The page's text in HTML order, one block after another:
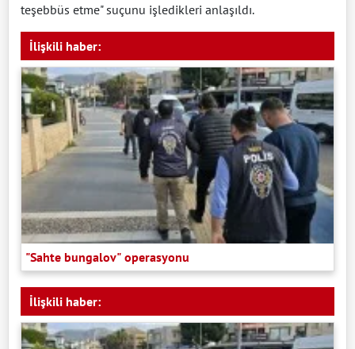
teşebbüs etme" suçunu işledikleri anlaşıldı.
İlişkili haber:
"Sahte bungalov" operasyonu
İlişkili haber: